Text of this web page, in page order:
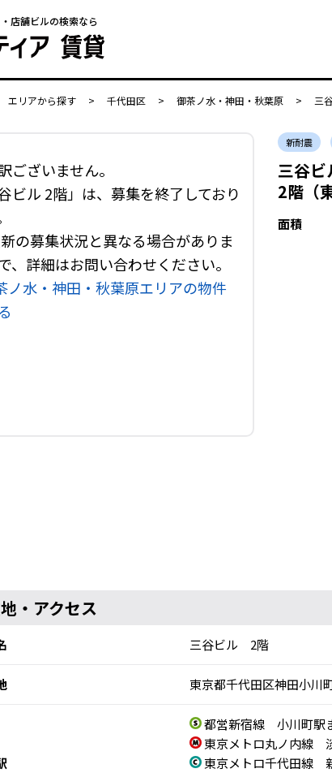
店舗ビルの検索なら
エリアから探す > 千代田区 > 御茶ノ水・神田・秋葉原 > 三
ございません。
谷ビル 2階」は、募集を終了しており
の募集状況と異なる場合がありま
、詳細はお問い合わせください。
ノ水・神田・秋葉原エリアの物件
新耐震
三谷ビ
2階（
面積
・アクセス
三谷ビル 2階
東京都千代田区神田小川
都営新宿線 小川町駅
東京メトロ丸ノ内線
東京メトロ千代田線